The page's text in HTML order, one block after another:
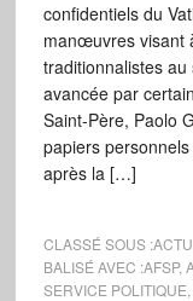
confidentiels du
manœuvres visant
traditionnalistes au
avancée par
Saint-Père, Paolo
papiers
après la […]
CLASSÉ SOUS :
BALISÉ AVEC :AFSP,
SERVICE POLITIQUE